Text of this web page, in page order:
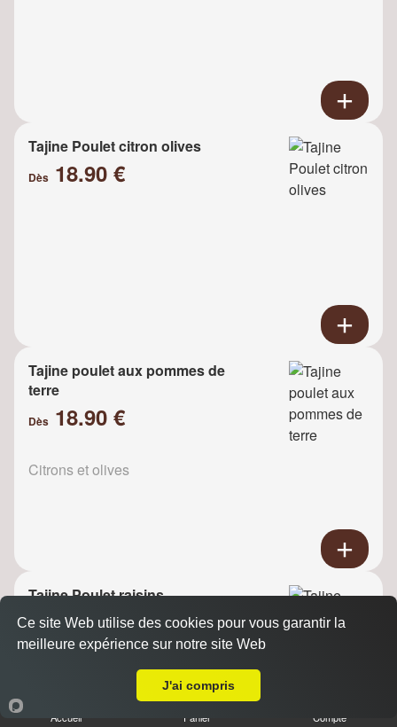
Tajine Poulet citron olives
Dès 18.90 €
Tajine poulet aux pommes de
terre
Dès 18.90 €
Citrons et olives
Tajine Poulet raisins
Dès18.90 €
Accueil Panier Compte
Ce site Web utilise des cookies pour vous garantir la
meilleure expérience sur notre site Web
J'ai compris